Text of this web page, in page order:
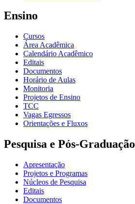
Ensino
Cursos
Área Acadêmica
Calendário Acadêmico
Editais
Documentos
Horário de Aulas
Monitoria
Projetos de Ensino
TCC
Vagas Egressos
Orientações e Fluxos
Pesquisa e Pós-Graduação
Apresentação
Projetos e Programas
Núcleos de Pesquisa
Editais
Documentos